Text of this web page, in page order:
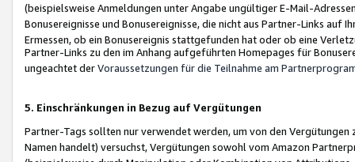
(beispielsweise Anmeldungen unter Angabe ungültiger E-Mail-
Bonusereignisse und Bonusereignisse, die nicht aus Partner-Links auf
Ermessen, ob ein Bonusereignis stattgefunden hat oder ob eine
Partner-Links zu den im Anhang aufgeführten Homepages für
ungeachtet derVoraussetzungen für die Teilnahme am
5. Einschränkungen in Bezug auf Vergütungen
Partner-Tags sollten nur verwendet werden, um von den
Namen handelt) versuchst, Vergütungen sowohl vom Amazon